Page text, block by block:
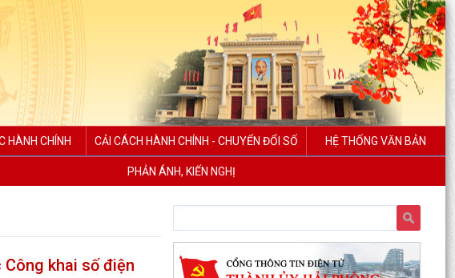
HÀNH CHÍNH CẢI CÁCH HÀNH CHÍNH - CHUYỂN ĐỔI SỐ HỆ THỐNG VĂN BẢN
PHẢN ÁNH, KIẾN NGHỊ
khai số điện